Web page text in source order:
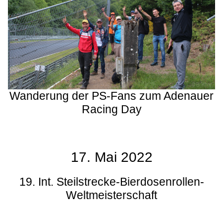
Wanderung der PS-Fans zum Adenauer
Racing Day
17. Mai 2022
19. Int. Steilstrecke-Bierdosenrollen-
Weltmeisterschaft